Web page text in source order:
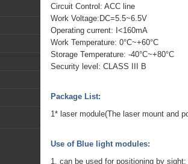
Circuit Control: ACC line
Work Voltage:DC=5.5~6.5V
Operating current: I<160mA
Work Temperature: 0°C~+60°C
Storage Temperature: -40°C~+80°C
Security level: CLASS III B
Package List:
1* laser module(The laser mount and
Use of Blue light modules:
1, can be used for positioning by sight;